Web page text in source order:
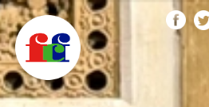
FEDERACIÓ CATALANA
DE FOTOGRAFIA
F
C
F